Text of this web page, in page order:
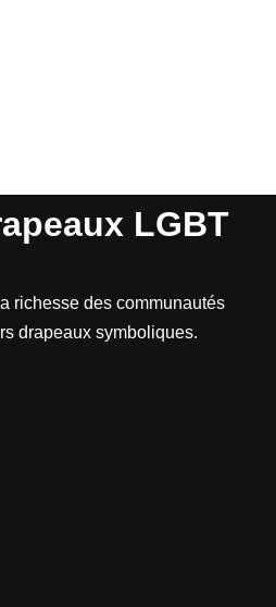
LGBT
richesse des communautés
drapeaux symboliques.